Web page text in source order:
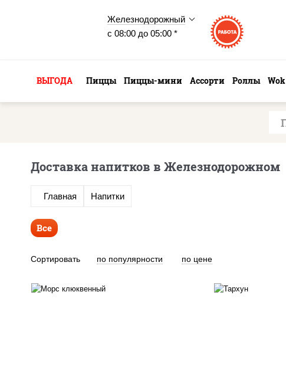
Железнодорожный
с 08:00 до 05:00 *
ВЫГОДА Пиццы Пиццы-мини Ассорти Роллы Wok
Доставка напитков в Железнодорожном
Главная Напитки
Все
Сортировать по популярности по цене